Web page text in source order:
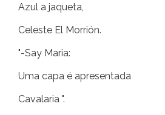
Azul a jaqueta,
Celeste El Morrión.
"-Say Maria:
Uma capa é apresentada
Cavalaria ".